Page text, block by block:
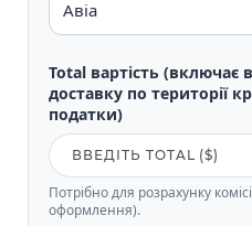
Total вартість (включає
доставку по території
податки)
Потрібно для розрахунку
оформлення).